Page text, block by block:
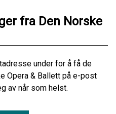
fra Den Norske
under for å få de
Opera & Ballett på e-post
av når som helst.